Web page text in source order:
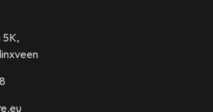
5K,